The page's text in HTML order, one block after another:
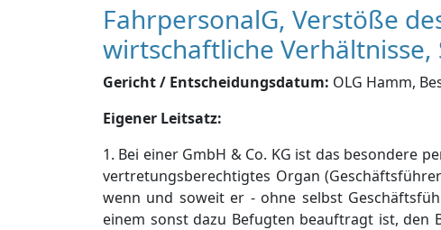
FahrpersonalG, Verstöße
wirtschaftliche Verhältnisse,
Gericht / Entscheidungsdatum: OLG Hamm,
Eigener Leitsatz:
1. Bei einer GmbH & Co. KG ist das besondere
vertretungsberechtigtes Organ
wenn und soweit er - ohne selbst
einem sonst dazu Befugten beauftragt ist, den